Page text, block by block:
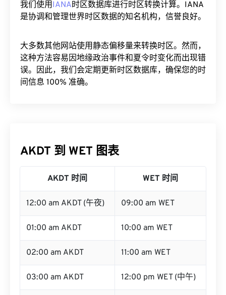
我们使用IANA时区数据库进行时区转换计算。IANA
是协调和管理世界时区数据的知名机构，信誉良好。
大多数其他网站使用静态偏移量来转换时区。然而，
这种方法容易因地缘政治事件和夏令时变化而出现错
误。因此，我们会定期更新时区数据库，确保您的时
间信息 100% 准确。
AKDT 到 WET 图表
AKDT 时间 WET 时间
12:00 am AKDT (午夜) 09:00 am WET
01:00 am AKDT 10:00 am WET
02:00 am AKDT 11:00 am WET
03:00 am AKDT 12:00 pm WET (中午)